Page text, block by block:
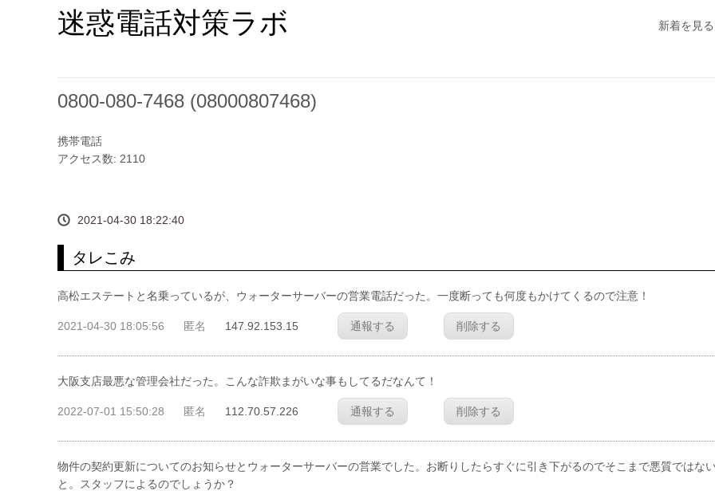
迷惑電話対策ラボ 新着を見る
0800-080-7468 (08000807468)
携帯電話
アクセス数: 2110
2021-04-30 18:22:40
タレこみ
高松エステートと名乗っているが、ウォーターサーバーの営業電話だった。一度断っても何度もかけてくるので注意！
2021-04-30 18:05:56 匿名 147.92.153.15 通報する 削除する
大阪支店最悪な管理会社だった。こんな詐欺まがいな事もしてるだなんて！
2022-07-01 15:50:28 匿名 112.70.57.226 通報する 削除する
物件の契約更新についてのお知らせとウォーターサーバーの営業でした。お断りしたらすぐに引き下がるのでそこまで悪質ではな
と。スタッフによるのでしょうか？